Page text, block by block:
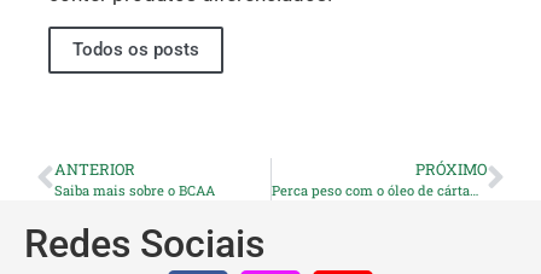
Todos os posts
ANTERIOR
Saiba mais sobre o BCAA
PRÓXIMO
Perca peso com o óleo de cártamo
Redes Sociais